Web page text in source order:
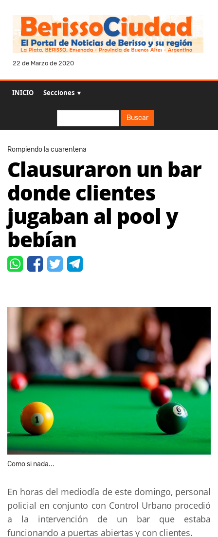
22 de Marzo de 2020
INICIO Secciones ▼
Buscar
Rompiendo la cuarentena
Clausuraron un bar
donde clientes
jugaban al pool y
bebían
Como si nada...
En horas del mediodía de este domingo, personal
policial en conjunto con Control Urbano procedió
a la intervención de un bar que estaba
funcionando a puertas abiertas y con clientes.